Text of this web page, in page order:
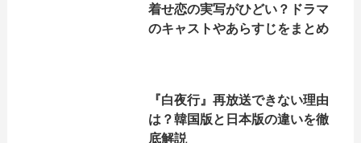
着せ恋の実写がひどい？ドラマ
のキャストやあらすじをまとめ
『白夜行』再放送できない理由
は？韓国版と日本版の違いを徹
底解説